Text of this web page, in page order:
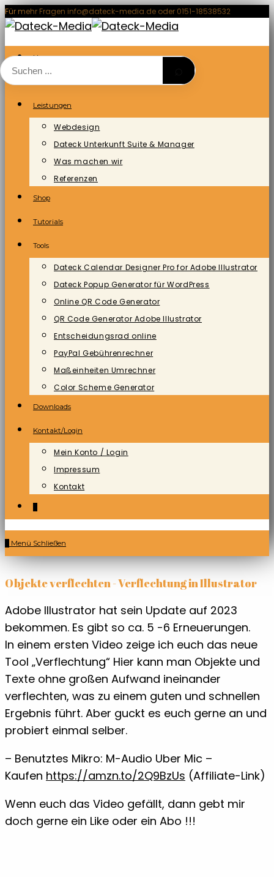
Zum
Inhalt
springen
Für mehr Fragen info@dateck-media.de oder 0151-18538532
Home
Leistungen
Webdesign
Dateck Unterkunft Suite & Manager
Was machen wir
Referenzen
Shop
Tutorials
Tools
Dateck Calendar Designer Pro for Adobe Illustrator
Dateck Popup Generator für WordPress
Online QR Code Generator
QR Code Generator Adobe Illustrator
Entscheidungsrad online
PayPal Gebührenrechner
Maßeinheiten Umrechner
Color Scheme Generator
Downloads
Kontakt/Login
Mein Konto / Login
Impressum
Kontakt
Menü Schließen
Objekte verflechten - Verflechtung in Illustrator
Adobe Illustrator hat sein Update auf 2023
bekommen. Es gibt so ca. 5 -6 Erneuerungen.
In einem ersten Video zeige ich euch das neue
Tool „Verflechtung“ Hier kann man Objekte und
Texte ohne großen Aufwand ineinander
verflechten, was zu einem guten und schnellen
Ergebnis führt. Aber guckt es euch gerne an und
probiert einmal selber.
– Benutztes Mikro: M-Audio Uber Mic –
Kaufen https://amzn.to/2Q9BzUs (Affiliate-Link)
Wenn euch das Video gefällt, dann gebt mir
doch gerne ein Like oder ein Abo !!!